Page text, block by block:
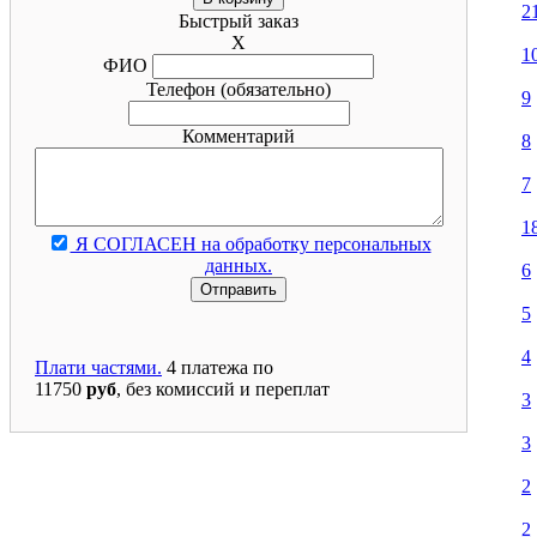
Быстрый заказ
X
ФИО
Телефон (обязательно)
Комментарий
Я СОГЛАСЕН на обработку персональных
данных.
Плати частями. 4 платежа по
11750 руб, без комиссий и переплат
21
9
8
7
6
5
4
3
3
2
2